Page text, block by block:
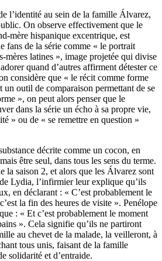
l’identité au sein de la famille Álvarez,
On observe effectivement que le
mère hispanique excentrique, est
fans de la série comme « le portrait
mères latines », image projetée qui divise
quand d’autres affirment détester ce
considère que « le récit comme forme
un outil de comparaison permettant de se
», on peut alors penser que le
dans la série un écho à sa propre vie,
» ou de « se remettre en question »
décrite comme un cocon, en
être seul, dans tous les sens du terme.
la saison 2, et alors que les Álvarez sont
Lydia, l’infirmier leur explique qu’ils
en déclarant : « C’est probablement le
la fin des heures de visite ». Penélope
: « Et c’est probablement le moment
». Cela signifie qu’ils ne partiront
au chevet de la malade, la veilleront, à
tous unis, faisant de la famille
solidarité et d’entraide.